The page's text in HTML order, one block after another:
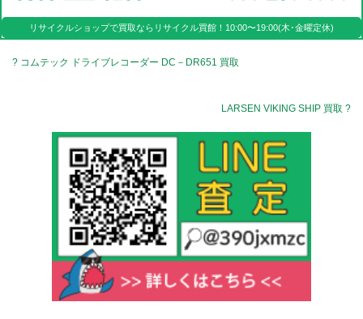
リサイクルショップで買取なら リサイクル買館！ 10:00〜19:00(木･金曜定休)
? コムテック ドライブレコーダー DC－DR651 買取
LARSEN VIKING SHIP 買取 ?